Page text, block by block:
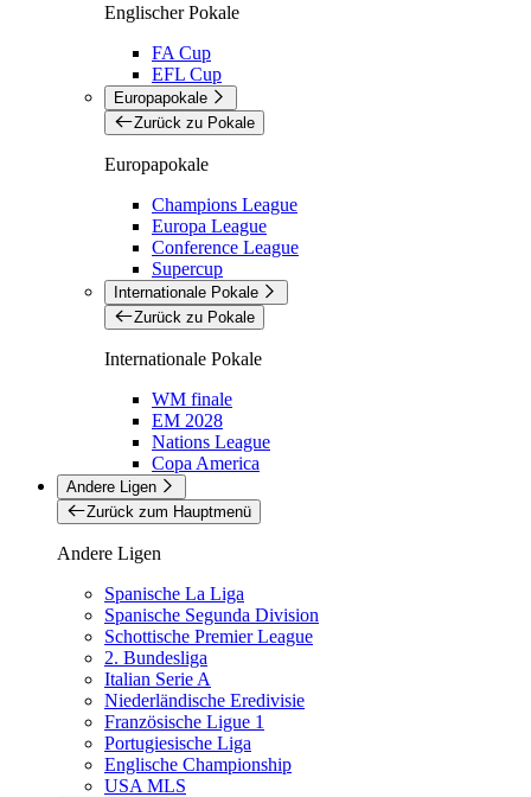
Englischer Pokale
FA Cup
EFL Cup
Europapokale
Zurück zu Pokale
Europapokale
Champions League
Europa League
Conference League
Supercup
Internationale Pokale
Zurück zu Pokale
Internationale Pokale
WM finale
EM 2028
Nations League
Copa America
Andere Ligen
Zurück zum Hauptmenü
Andere Ligen
Spanische La Liga
Spanische Segunda Division
Schottische Premier League
2. Bundesliga
Italian Serie A
Niederländische Eredivisie
Französische Ligue 1
Portugiesische Liga
Englische Championship
USA MLS